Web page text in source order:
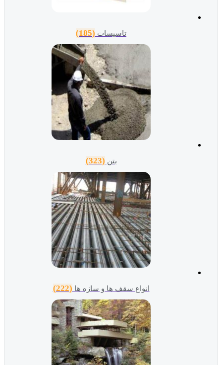
تاسیسات (185)
بتن (323)
انواع سقف ها و سازه ها (222)